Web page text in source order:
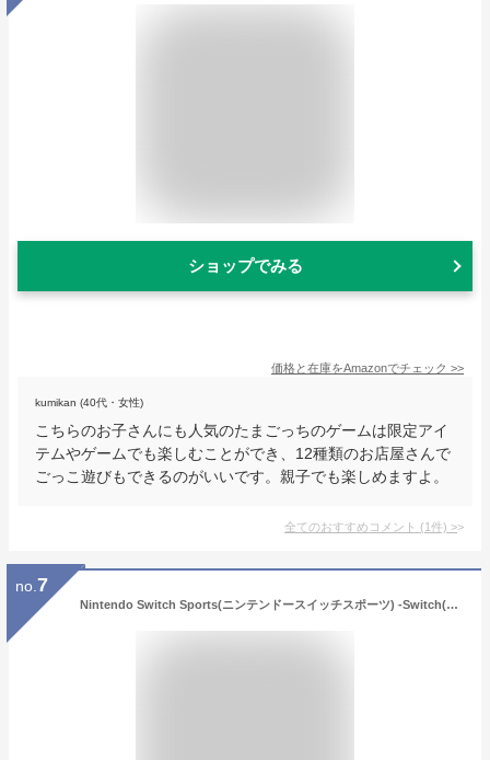
ショップでみる
価格と在庫をAmazonでチェック >>
kumikan (40代・女性)
こちらのお子さんにも人気のたまごっちのゲームは限定アイ
テムやゲームでも楽しむことができ、12種類のお店屋さんで
ごっこ遊びもできるのがいいです。親子でも楽しめますよ。
全てのおすすめコメント (1件) >
no. 7
Nintendo Switch Sports(ニンテンドースイッチスポーツ) -Switch(【Amazon.co.jp限定】Nintendo Switch ロゴデザイン マイクロファイバークロス 同梱)